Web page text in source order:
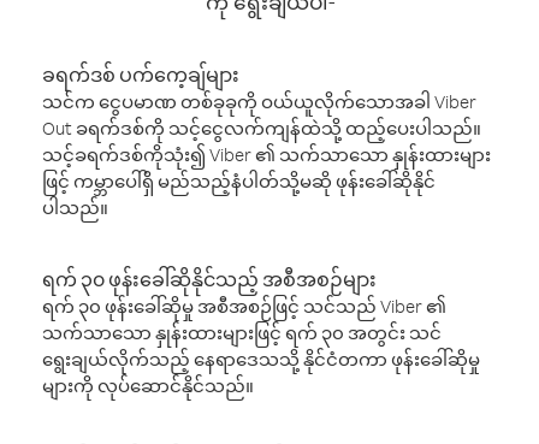
ခရက်ဒစ် ပက်ကေ့ချ်များ
သင်က ငွေပမာဏ တစ်ခုခုကို ဝယ်ယူလိုက်သောအခါ Viber
Out ခရက်ဒစ်ကို သင့်ငွေလက်ကျန်ထဲသို့ ထည့်ပေးပါသည်။
သင့်ခရက်ဒစ်ကိုသုံး၍ Viber ၏ သက်သာသော နှုန်းထားများ
ဖြင့် ကမ္ဘာပေါ်ရှိ မည်သည့်နံပါတ်သို့မဆို ဖုန်းခေါ်ဆိုနိုင်
ပါသည်။
ရက် ၃၀ ဖုန်းခေါ်ဆိုနိုင်သည့် အစီအစဉ်များ
ရက် ၃၀ ဖုန်းခေါ်ဆိုမှု အစီအစဉ်ဖြင့် သင်သည် Viber ၏
သက်သာသော နှုန်းထားများဖြင့် ရက် ၃၀ အတွင်း သင်
ရွေးချယ်လိုက်သည့် နေရာဒေသသို့ နိုင်ငံတကာ ဖုန်းခေါ်ဆိုမှု
များကို လုပ်ဆောင်နိုင်သည်။